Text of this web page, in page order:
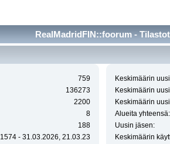
RealMadridFIN::foorum - Tilastot
759
136273
2200
8
188
1574 - 31.03.2026, 21.03.23
Keskimäärin
Keskimäärin
Keskimäärin
Alueita yhteensä:
Uusin jäsen:
Keskimäärin